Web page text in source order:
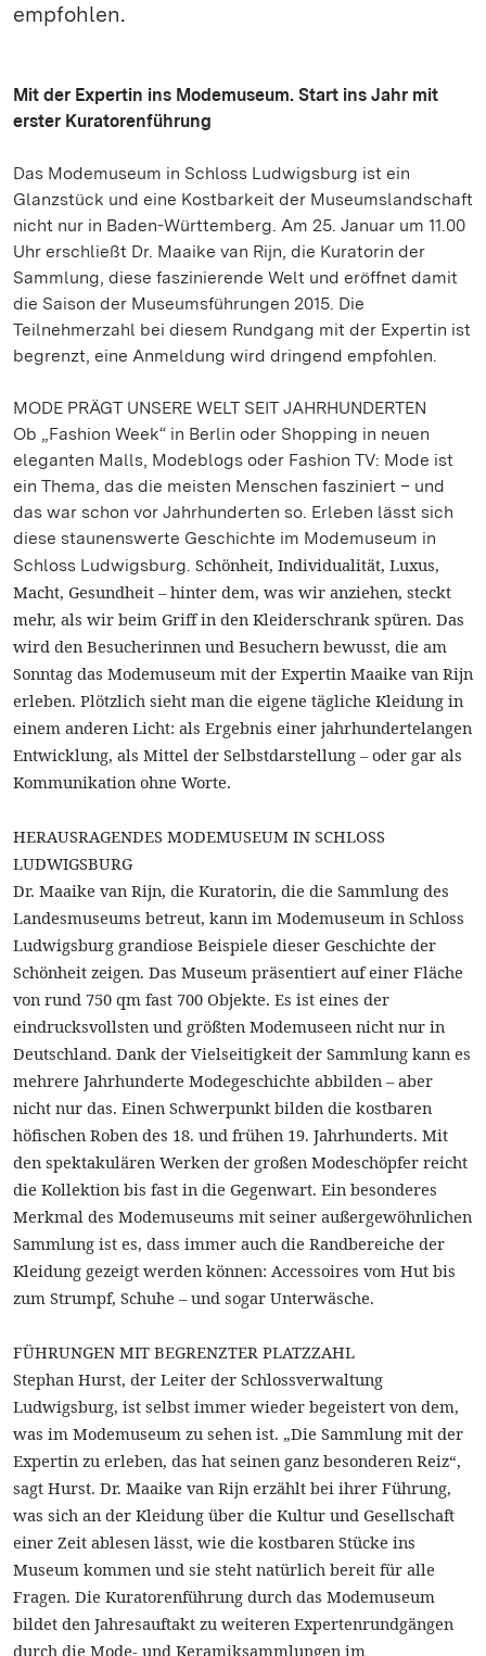
empfohlen.
Mit der Expertin ins Modemuseum. Start ins Jahr mit
erster Kuratorenführung
Das Modemuseum in Schloss Ludwigsburg ist ein
Glanzstück und eine Kostbarkeit der Museumslandschaft
nicht nur in Baden-Württemberg. Am 25. Januar um 11.00
Uhr erschließt Dr. Maaike van Rijn, die Kuratorin der
Sammlung, diese faszinierende Welt und eröffnet damit
die Saison der Museumsführungen 2015. Die
Teilnehmerzahl bei diesem Rundgang mit der Expertin ist
begrenzt, eine Anmeldung wird dringend empfohlen.
MODE PRÄGT UNSERE WELT SEIT JAHRHUNDERTEN
Ob „Fashion Week“ in Berlin oder Shopping in neuen
eleganten Malls, Modeblogs oder Fashion TV: Mode ist
ein Thema, das die meisten Menschen fasziniert – und
das war schon vor Jahrhunderten so. Erleben lässt sich
diese staunenswerte Geschichte im Modemuseum in
Schloss Ludwigsburg. Schönheit, Individualität, Luxus,
Macht, Gesundheit – hinter dem, was wir anziehen, steckt
mehr, als wir beim Griff in den Kleiderschrank spüren. Das
wird den Besucherinnen und Besuchern bewusst, die am
Sonntag das Modemuseum mit der Expertin Maaike van Rijn
erleben. Plötzlich sieht man die eigene tägliche Kleidung in
einem anderen Licht: als Ergebnis einer jahrhundertelangen
Entwicklung, als Mittel der Selbstdarstellung – oder gar als
Kommunikation ohne Worte.
HERAUSRAGENDES MODEMUSEUM IN SCHLOSS
LUDWIGSBURG
Dr. Maaike van Rijn, die Kuratorin, die die Sammlung des
Landesmuseums betreut, kann im Modemuseum in Schloss
Ludwigsburg grandiose Beispiele dieser Geschichte der
Schönheit zeigen. Das Museum präsentiert auf einer Fläche
von rund 750 qm fast 700 Objekte. Es ist eines der
eindrucksvollsten und größten Modemuseen nicht nur in
Deutschland. Dank der Vielseitigkeit der Sammlung kann es
mehrere Jahrhunderte Modegeschichte abbilden – aber
nicht nur das. Einen Schwerpunkt bilden die kostbaren
höfischen Roben des 18. und frühen 19. Jahrhunderts. Mit
den spektakulären Werken der großen Modeschöpfer reicht
die Kollektion bis fast in die Gegenwart. Ein besonderes
Merkmal des Modemuseums mit seiner außergewöhnlichen
Sammlung ist es, dass immer auch die Randbereiche der
Kleidung gezeigt werden können: Accessoires vom Hut bis
zum Strumpf, Schuhe – und sogar Unterwäsche.
FÜHRUNGEN MIT BEGRENZTER PLATZZAHL
Stephan Hurst, der Leiter der Schlossverwaltung
Ludwigsburg, ist selbst immer wieder begeistert von dem,
was im Modemuseum zu sehen ist. „Die Sammlung mit der
Expertin zu erleben, das hat seinen ganz besonderen Reiz“,
sagt Hurst. Dr. Maaike van Rijn erzählt bei ihrer Führung,
was sich an der Kleidung über die Kultur und Gesellschaft
einer Zeit ablesen lässt, wie die kostbaren Stücke ins
Museum kommen und sie steht natürlich bereit für alle
Fragen. Die Kuratorenführung durch das Modemuseum
bildet den Jahresauftakt zu weiteren Expertenrundgängen
durch die Mode- und Keramiksammlungen im